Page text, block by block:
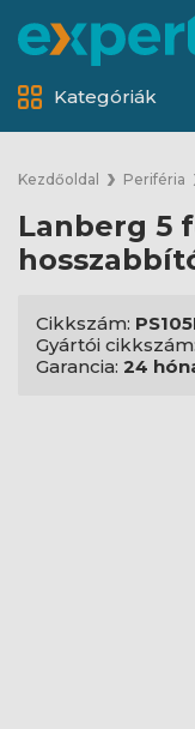
Kategóriák
Kezdőoldal Periféria
Lanberg 5
Cikkszám:
Gyártói cikkszám:
Garancia: 24